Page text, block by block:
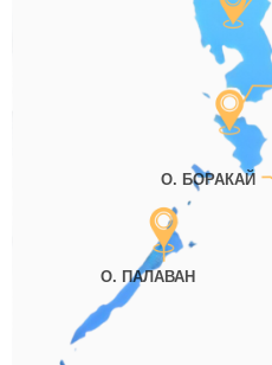
О. БОРАКАЙ
О. ПАЛАВАН